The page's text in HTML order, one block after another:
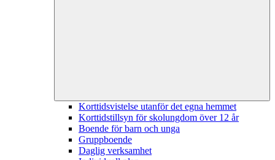
Korttidsvistelse utanför det egna hemmet
Korttidstillsyn för skolungdom över 12 år
Boende för barn och unga
Gruppboende
Daglig verksamhet